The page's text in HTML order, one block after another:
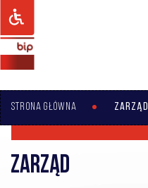
STRONA GŁÓWNA ZARZĄD
Zarząd